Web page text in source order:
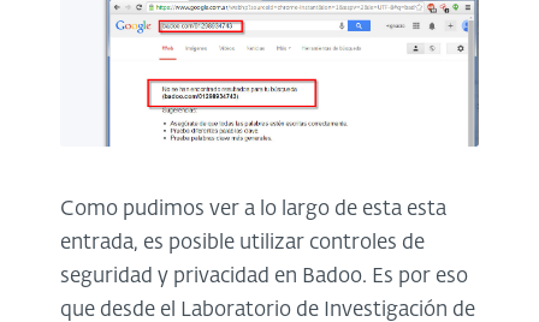
Como pudimos ver a lo largo de esta esta
entrada, es posible utilizar controles de
seguridad y privacidad en Badoo. Es por eso
que desde el Laboratorio de Investigación de